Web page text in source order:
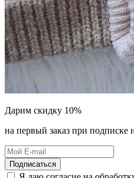
Дарим скидку 10%
на первый заказ при подписке
Подписаться